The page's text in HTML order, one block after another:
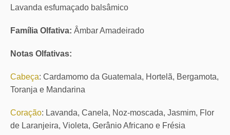
Lavanda esfumaçado balsâmico
Família Olfativa: Âmbar Amadeirado
Notas Olfativas:
Cabeça: Cardamomo da Guatemala, Hortelã, Bergamota,
Toranja e Mandarina
Coração: Lavanda, Canela, Noz-moscada, Jasmim, Flor
de Laranjeira, Violeta, Gerânio Africano e Frésia